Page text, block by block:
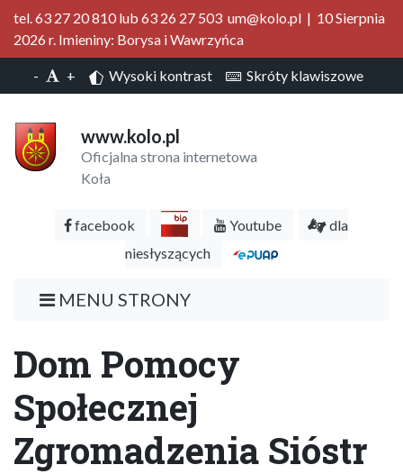
tel. 63 27 20 810 lub 63 26 27 503 um@kolo.pl | 10 Sierpnia
2026 r. Imieniny: Borysa i Wawrzyńca
- + Wysoki kontrast Skróty klawiszowe
www.kolo.pl
Oficjalna strona internetowa
Koła
facebook Youtube
dla
niesłyszących
MENU STRONY
Dom Pomocy
Społecznej
Zgromadzenia Sióstr